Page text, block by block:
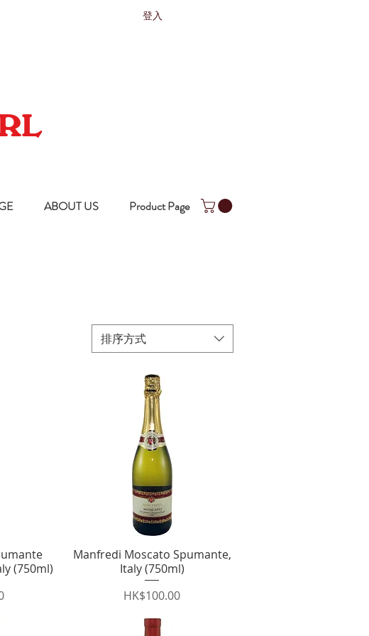
登入
ABOUT US Product Page
排序方式
(750ml)
快速瀏覽
Manfredi Moscato Spumante,
Italy (750ml)
價格
HK$100.00